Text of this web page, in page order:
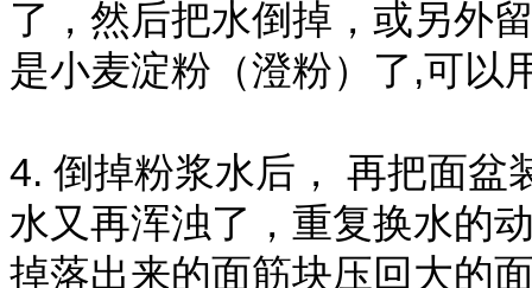
了，然后把水倒掉，或另外
是小麦淀粉（澄粉）了,可以
4. 倒掉粉浆水后， 再把面盆
水又再浑浊了，重复换水的
掉落出来的面筋块压回大的